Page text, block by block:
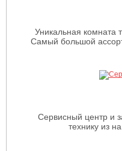
Уникальная комната
Самый большой
Сервисный центр и
технику из